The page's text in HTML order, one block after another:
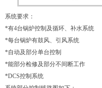
系统要求：
*有4台锅炉控制及循环、补水系统
*每台锅炉有鼓风、引风系统
*自动及部分单台控制
*能部分检修及部分不间断工作
*DCS控制系统